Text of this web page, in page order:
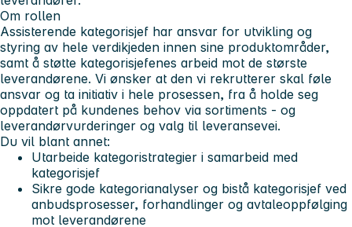
Om rollen
Assisterende kategorisjef har ansvar for utvikling og
styring av hele verdikjeden innen sine produktområder,
samt å støtte kategorisjefenes arbeid mot de største
leverandørene. Vi ønsker at den vi rekrutterer skal føle
ansvar og ta initiativ i hele prosessen, fra å holde seg
oppdatert på kundenes behov via sortiments - og
leverandørvurderinger og valg til leveransevei.
Du vil blant annet:
Utarbeide kategoristrategier i samarbeid med
kategorisjef
Sikre gode kategorianalyser og bistå kategorisjef ved
anbudsprosesser, forhandlinger og avtaleoppfølging
mot leverandørene